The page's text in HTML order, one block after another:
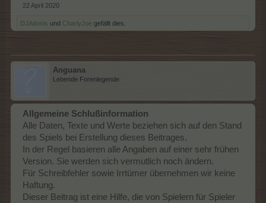
22 April 2020
DJAdonis und CharlyJoe gefällt dies.
Anguana
Lebende Forenlegende
Allgemeine Schlußinformation
Alle Daten, Texte und Werte beziehen sich auf den Stand
des Spiels bei Erstellung dieses Beitrages.
In der Regel basieren alle Angaben auf einer sehr frühen
Version. Sie werden sich vermutlich noch ändern.
Für Schreibfehler sowie Irrtümer übernehmen wir keine
Haftung.
Dieser Beitrag ist eine Hilfe, die von Spielern für Spieler